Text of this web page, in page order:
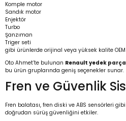
Komple motor
Sandık motor
Enjektör
Turbo
Şanzıman
Triger seti
gibi ürünlerde orijinal veya yüksek kalite
Oto Ahmet’te bulunan Renault yedek parça
bu ürün gruplarında geniş seçenekler sunar.
Fren ve Güvenlik
Fren balatası, fren diski ve ABS sensörleri
doğrudan sürüş güvenliğini etkiler.